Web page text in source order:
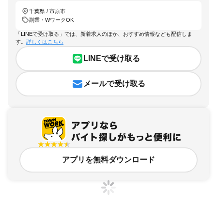
千葉県 / 市原市
副業・WワークOK
「LINEで受け取る」では、新着求人のほか、おすすめ情報なども配信しま
す。 詳しくはこちら
LINEで受け取る
メールで受け取る
アプリを無料ダウンロード